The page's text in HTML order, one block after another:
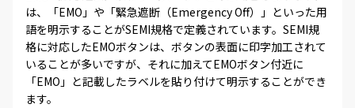
は、「EMO」や「緊急遮断（Emergency Off）」といった用
語を明示することがSEMI規格で定義されています。SEMI規
格に対応したEMOボタンは、ボタンの表面に印字加工されて
いることが多いですが、それに加えてEMOボタン付近に
「EMO」と記載したラベルを貼り付けて明示することができ
ます。